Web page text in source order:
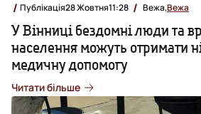
Публікація28 Жовтня11:28 Вежа,Вежа
У Вінниці бездомні люди та
населення можуть отримати
медичну допомогу
Читати більше